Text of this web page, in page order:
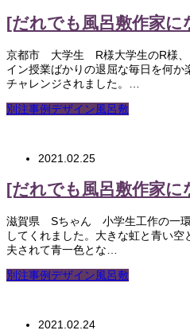
[だれでも風呂敷作家
京都市 大学生 R様大学生のR様、
イン授業ばかりの退屈な毎日を何か
チャレンジされました。…
別注事例デザイン風呂敷
2021.02.25
[だれでも風呂敷作家に
滋賀県 Sちゃん 小学生工作の一環
してくれました。大きな虹と青い
夫されて青一色とな…
別注事例デザイン風呂敷
2021.02.24